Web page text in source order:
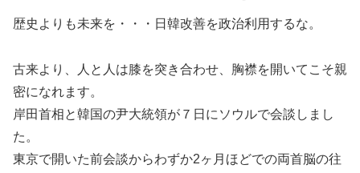
歴史よりも未来を・・・日韓改善を政治利用するな。
古来より、人と人は膝を突き合わせ、胸襟を開いてこそ親
密になれます。
岸田首相と韓国の尹大統領が７日にソウルで会談しまし
た。
東京で開いた前会談からわずか2ヶ月ほどでの両首脳の往